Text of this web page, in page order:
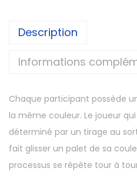
Description
Informations
Chaque participant possède
la même couleur. Le joueur
déterminé par un tirage au
fait glisser un palet de sa
processus se répète tour à